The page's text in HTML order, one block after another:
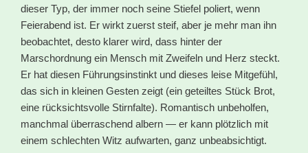
dieser Typ, der immer noch seine Stiefel poliert, wenn
Feierabend ist. Er wirkt zuerst steif, aber je mehr man ihn
beobachtet, desto klarer wird, dass hinter der
Marschordnung ein Mensch mit Zweifeln und Herz steckt.
Er hat diesen Führungsinstinkt und dieses leise Mitgefühl,
das sich in kleinen Gesten zeigt (ein geteiltes Stück Brot,
eine rücksichtsvolle Stirnfalte). Romantisch unbeholfen,
manchmal überraschend albern — er kann plötzlich mit
einem schlechten Witz aufwarten, ganz unbeabsichtigt.